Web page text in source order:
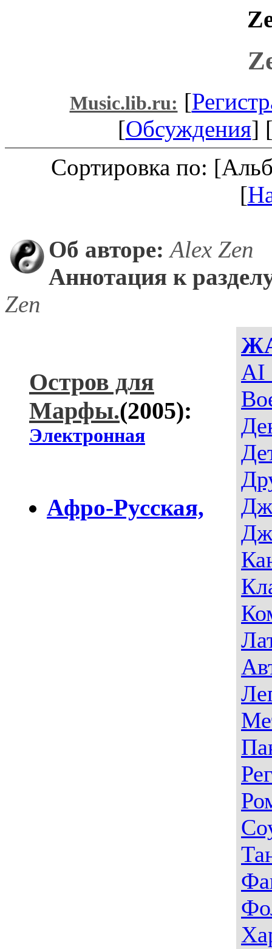
Music.lib.ru: [
[Обсуждения]
Сортировка по:
[
Об авторе: Alex Zen
Аннотация к
Zen
AI
Остров для
Марфы.(2005):
Электронная
Aфро-Русская,